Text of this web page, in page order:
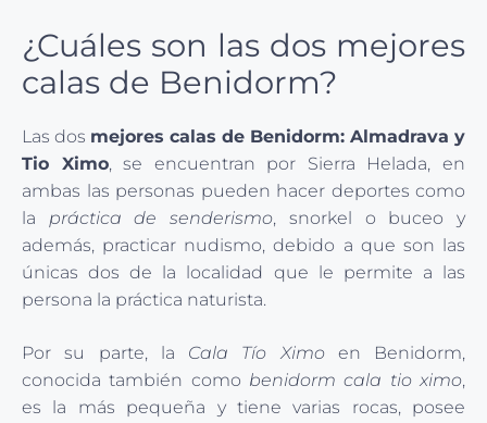
¿Cuáles son las dos mejores
calas de Benidorm?
Las dos mejores calas de Benidorm: Almadrava y
Tio Ximo, se encuentran por Sierra Helada, en
ambas las personas pueden hacer deportes como
la práctica de senderismo, snorkel o buceo y
además, practicar nudismo, debido a que son las
únicas dos de la localidad que le permite a las
persona la práctica naturista.
Por su parte, la Cala Tío Ximoen Benidorm,
conocida también como benidorm cala tio ximo,
es la más pequeña y tiene varias rocas, posee